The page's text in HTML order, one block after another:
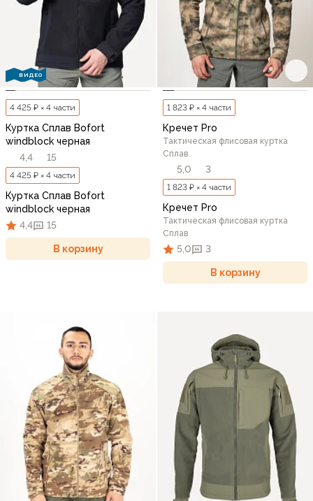
ВИДЕО
4 425 ₽ × 4 части
Куртка Сплав Bofort
windblock черная
4,4
15
4 425 ₽ × 4 части
Куртка Сплав Bofort
windblock черная
4,4
15
В корзину
1 823 ₽ × 4 части
Кречет Pro
Тактическая флисовая куртка
Сплав
5,0 3
1 823 ₽ × 4 части
Кречет Pro
Тактическая флисовая куртка
Сплав
5,0 3
В корзину